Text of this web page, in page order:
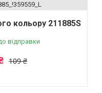
кольору 211885S
відправки
109 ₴